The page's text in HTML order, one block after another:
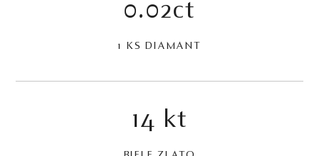
0.02ct
1 KS DIAMANT
14 kt